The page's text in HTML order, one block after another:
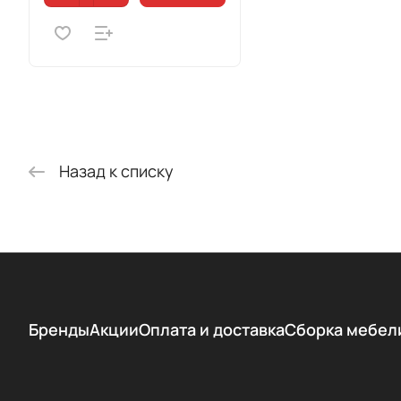
Назад к списку
БрендыАкцииОплата и доставкаСборка